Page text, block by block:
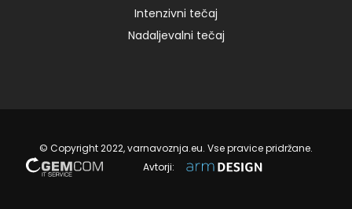
Intenzivni tečaj
Nadaljevalni tečaj
© Copyright 2022, varnavoznja.eu. Vse pravice pridržane.
Avtorji: